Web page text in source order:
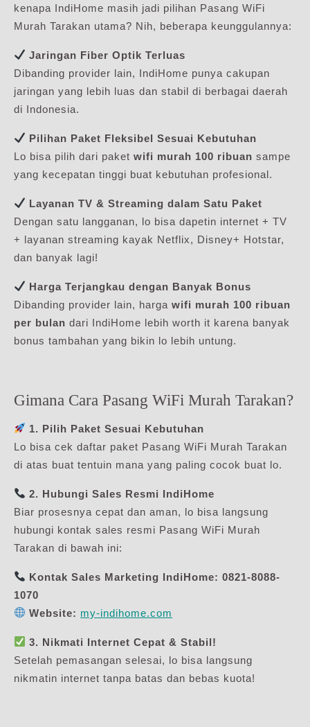
kenapa IndiHome masih jadi pilihan Pasang WiFi
Murah Tarakan utama? Nih, beberapa keunggulannya:
Jaringan Fiber Optik Terluas
Dibanding provider lain, IndiHome punya cakupan
jaringan yang lebih luas dan stabil di berbagai daerah
di Indonesia.
Pilihan Paket Fleksibel Sesuai Kebutuhan
Lo bisa pilih dari paket wifi murah 100 ribuan sampe
yang kecepatan tinggi buat kebutuhan profesional.
Layanan TV & Streaming dalam Satu Paket
Dengan satu langganan, lo bisa dapetin internet + TV
+ layanan streaming kayak Netflix, Disney+ Hotstar,
dan banyak lagi!
Harga Terjangkau dengan Banyak Bonus
Dibanding provider lain, harga wifi murah 100 ribuan
per bulan dari IndiHome lebih worth it karena banyak
bonus tambahan yang bikin lo lebih untung.
Gimana Cara Pasang WiFi Murah Tarakan?
1. Pilih Paket Sesuai Kebutuhan
Lo bisa cek daftar paket Pasang WiFi Murah Tarakan
di atas buat tentuin mana yang paling cocok buat lo.
2. Hubungi Sales Resmi IndiHome
Biar prosesnya cepat dan aman, lo bisa langsung
hubungi kontak sales resmi Pasang WiFi Murah
Tarakan di bawah ini:
Kontak Sales Marketing IndiHome: 0821-8088-
1070
Website: my-indihome.com
3. Nikmati Internet Cepat & Stabil!
Setelah pemasangan selesai, lo bisa langsung
nikmatin internet tanpa batas dan bebas kuota!